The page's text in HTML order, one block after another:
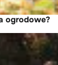
ogrodowe?